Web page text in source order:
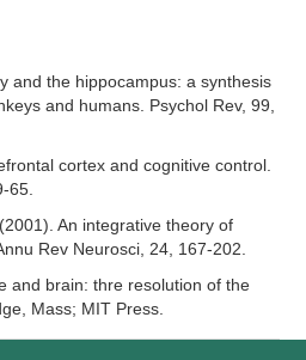
and the hippocampus: a synthesis
and humans. Psychol Rev, 99,
cortex and cognitive control.
65.
An integrative theory of
Rev Neurosci, 24, 167-202.
and brain: thre resolution of the
Mass; MIT Press.